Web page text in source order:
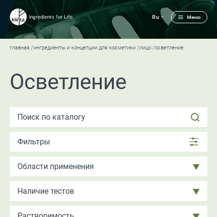
Меню
Ru
главная ингредиенты и концепции для косметики лицо осветление
Осветление
Фильтры
Области применения
Наличие тестов